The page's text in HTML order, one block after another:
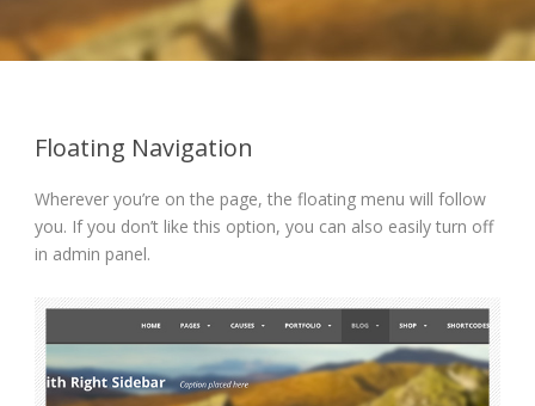
Floating Navigation
Wherever you’re on the page, the floating menu will follow
you. If you don’t like this option, you can also easily turn off
in admin panel.